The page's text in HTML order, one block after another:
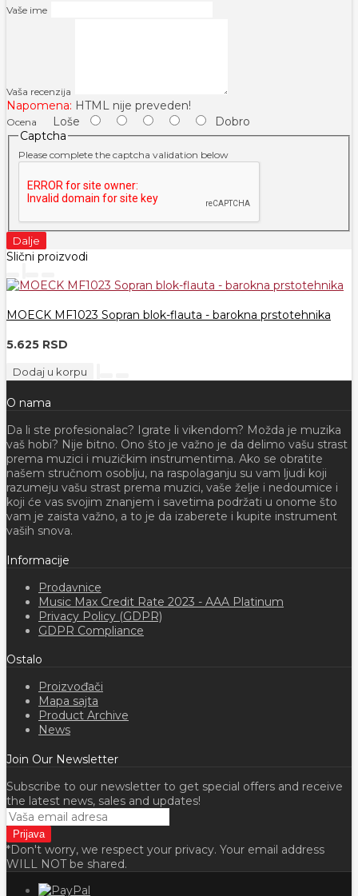
Vaše ime
Vaša recenzija
Napomena: HTML nije preveden!
Ocena Loše
Dobro
Captcha
Please complete the captcha validation below
Dalje
Slični proizvodi
MOECK MF1023 Sopran blok-flauta - barokna prstotehnika
5.625 RSD
Dodaj u korpu
O nama
Da li ste profesionalac? Igrate li vikendom? Možda je muzika
vaš hobi? Nije bitno. Ono što je važno je da delimo vašu strast
prema muzici i muzičkim instrumentima. Ako se obratite
našem stručnom osoblju, na raspolaganju su vam ljudi koji
razumeju vašu strast prema muzici, vaše želje i nedoumice i
koji će vas svojim znanjem i savetima podržati u onome što
vam je zaista važno, a to je da izaberete i kupite instrument
vaših snova.
Informacije
Prodavnice
Music Max Credit Rate 2023 - AAA Platinum
Privacy Policy (GDPR)
GDPR Compliance
Ostalo
Proizvođači
Mapa sajta
Product Archive
News
Join Our Newsletter
Subscribe to our newsletter to get special offers and receive
the latest news, sales and updates!
*Don't worry, we respect your privacy. Your email address
WILL NOT be shared.